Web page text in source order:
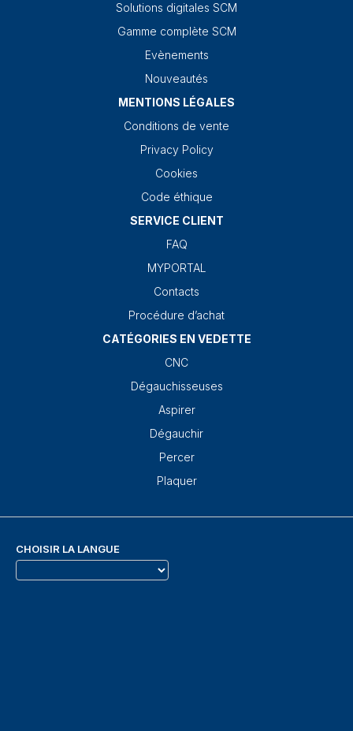
Solutions digitales SCM
Gamme complète SCM
Evènements
Nouveautés
MENTIONS LÉGALES
Conditions de vente
Privacy Policy
Cookies
Code éthique
SERVICE CLIENT
FAQ
MYPORTAL
Contacts
Procédure d’achat
CATÉGORIES EN VEDETTE
CNC
Dégauchisseuses
Aspirer
Dégauchir
Percer
Plaquer
CHOISIR LA LANGUE